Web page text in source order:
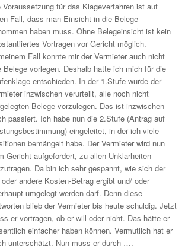
Voraussetzung für das Klageverfahren ist auf
Fall, dass man Einsicht in die Belege
haben muss. Ohne Belegeinsicht ist kein
Vortragen vor Gericht möglich.
Fall konnte mir der Vermieter auch nicht
Belege vorlegen. Deshalb hatte ich mich für die
entschieden. In der 1.Stufe wurde der
inzwischen verurteilt, alle noch nicht
Belege vorzulegen. Das ist inzwischen
passiert. Ich habe nun die 2.Stufe (Antrag auf
eingeleitet, in der ich viele
bemängelt habe. Der Vermieter wird nun
Gericht aufgefordert, zu allen Unklarheiten
Da bin ich sehr gespannt, wie sich der
andere Kosten-Betrag ergibt und/ oder
umgelegt werden darf. Denn diese
blieb der Vermieter bis heute schuldig. Jetzt
er vortragen, ob er will oder nicht. Das hätte er
einfacher haben können. Vermutlich hat er
unterschätzt. Nun muss er durch ….